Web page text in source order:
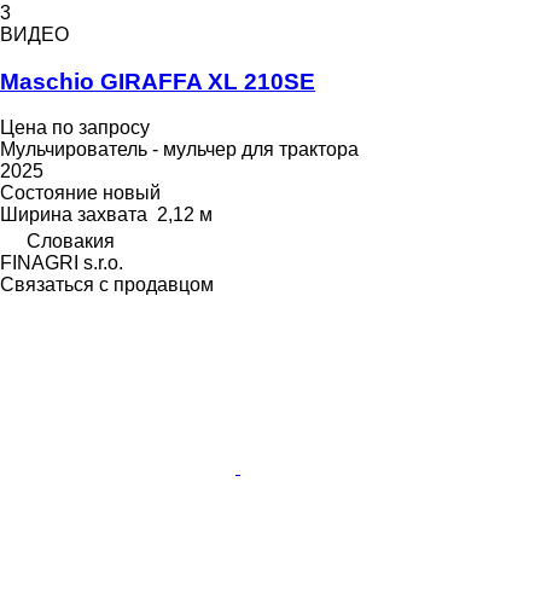
3
ВИДЕО
Maschio GIRAFFA XL 210SE
Цена по запросу
Мульчирователь - мульчер для трактора
2025
Состояние новый
Ширина захвата 2,12 м
Словакия
FINAGRI s.r.o.
Связаться с продавцом